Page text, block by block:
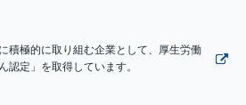
積極的に取り組む企業として、厚生労働
認定」を取得しています。